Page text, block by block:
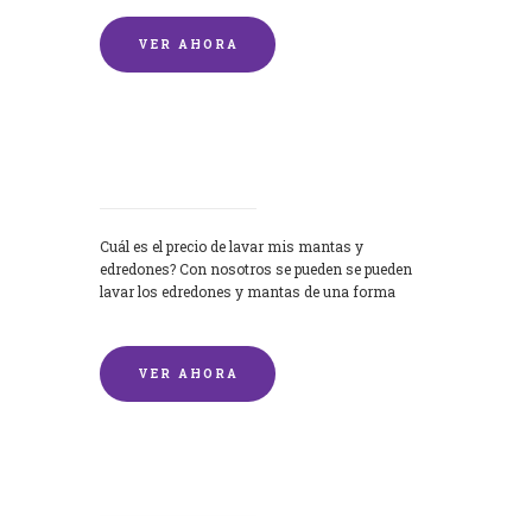
VER AHORA
Cuál es el precio de lavar mis mantas y
edredones? Con nosotros se pueden se pueden
lavar los edredones y mantas de una forma
VER AHORA